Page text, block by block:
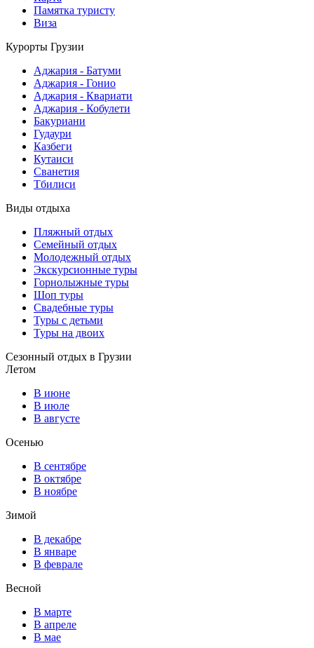
Памятка туристу
Виза
Курорты Грузии
Аджария - Батуми
Аджария - Гонио
Аджария - Квариати
Аджария - Кобулети
Бакуриани
Гудаури
Казбеги
Кутаиси
Сванетия
Тбилиси
Виды отдыха
Пляжный отдых
Семейный отдых
Молодежный отдых
Экскурсионные туры
Горнолыжные туры
Шоп туры
Свадебные туры
Туры с детьми
Туры на двоих
Сезонный отдых в Грузии
Летом
В июне
В июле
В августе
Осенью
В сентябре
В октябре
В ноябре
Зимой
В декабре
В январе
В феврале
Весной
В марте
В апреле
В мае